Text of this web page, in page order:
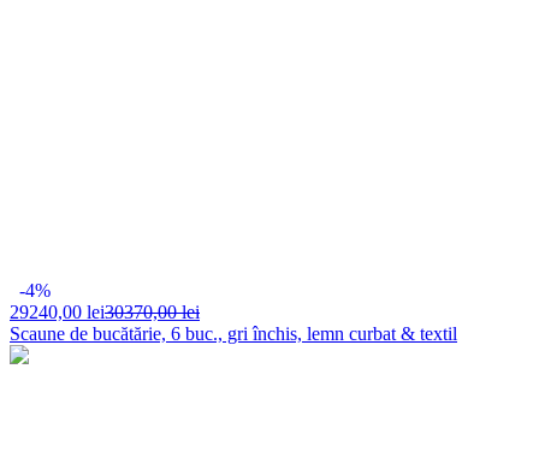
-4%
29240,00 lei30370,00 lei
Scaune de bucătărie, 6 buc., gri închis, lemn curbat & textil